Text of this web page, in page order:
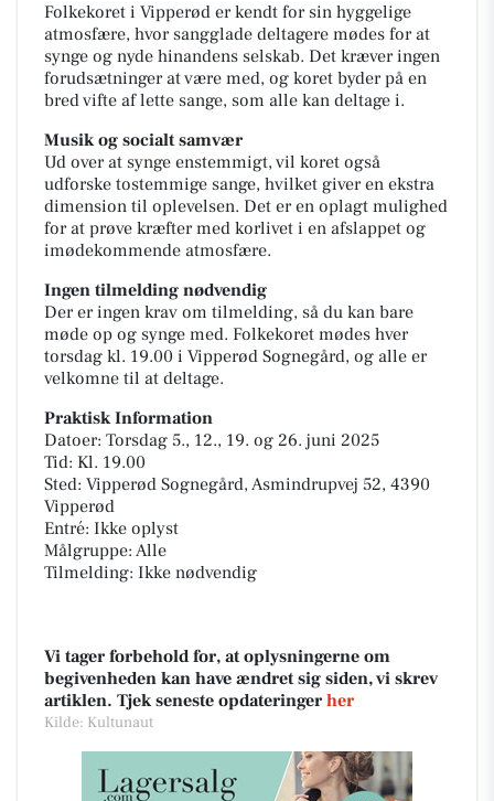
Folkekoret i Vipperød er kendt for sin hyggelige
atmosfære, hvor sangglade deltagere mødes for at
synge og nyde hinandens selskab. Det kræver ingen
forudsætninger at være med, og koret byder på en
bred vifte af lette sange, som alle kan deltage i.
Musik og socialt samvær
Ud over at synge enstemmigt, vil koret også
udforske tostemmige sange, hvilket giver en ekstra
dimension til oplevelsen. Det er en oplagt mulighed
for at prøve kræfter med korlivet i en afslappet og
imødekommende atmosfære.
Ingen tilmelding nødvendig
Der er ingen krav om tilmelding, så du kan bare
møde op og synge med. Folkekoret mødes hver
torsdag kl. 19.00 i Vipperød Sognegård, og alle er
velkomne til at deltage.
Praktisk Information
Datoer: Torsdag 5., 12., 19. og 26. juni 2025
Tid: Kl. 19.00
Sted: Vipperød Sognegård, Asmindrupvej 52, 4390
Vipperød
Entré: Ikke oplyst
Målgruppe: Alle
Tilmelding: Ikke nødvendig
Vi tager forbehold for, at oplysningerne om
begivenheden kan have ændret sig siden, vi skrev
artiklen. Tjek seneste opdateringer her
Kilde: Kultunaut